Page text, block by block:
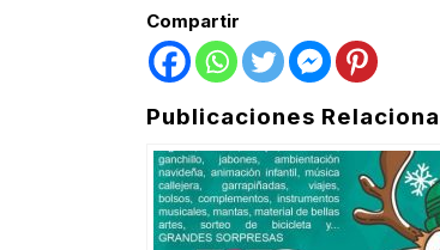
Compartir
Publicaciones